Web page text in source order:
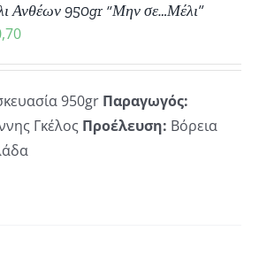
Ανθέων 950gr “Μην σε…Μέλι”
950gr Παραγωγός:
Γκέλος Προέλευση: Βόρεια